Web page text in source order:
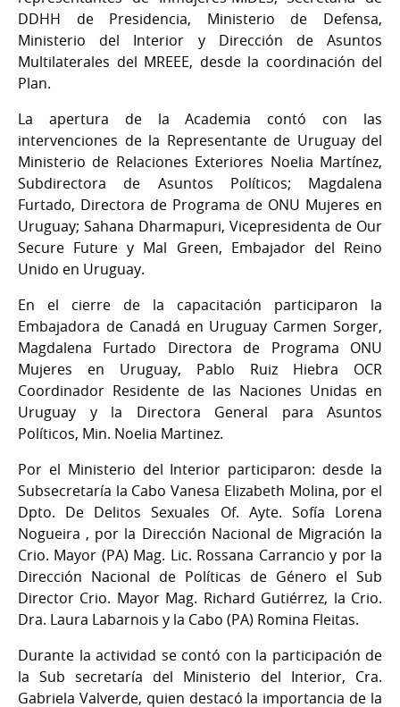
DDHH de Presidencia, Ministerio de Defensa,
Ministerio del Interior y Dirección de Asuntos
Multilaterales del MREEE, desde la coordinación del
Plan.
La apertura de la Academia contó con las
intervenciones de la Representante de Uruguay del
Ministerio de Relaciones Exteriores Noelia Martínez,
Subdirectora de Asuntos Políticos; Magdalena
Furtado, Directora de Programa de ONU Mujeres en
Uruguay; Sahana Dharmapuri, Vicepresidenta de Our
Secure Future y Mal Green, Embajador del Reino
Unido en Uruguay.
En el cierre de la capacitación participaron la
Embajadora de Canadá en Uruguay Carmen Sorger,
Magdalena Furtado Directora de Programa ONU
Mujeres en Uruguay, Pablo Ruiz Hiebra OCR
Coordinador Residente de las Naciones Unidas en
Uruguay y la Directora General para Asuntos
Políticos, Min. Noelia Martinez.
Por el Ministerio del Interior participaron: desde la
Subsecretaría la Cabo Vanesa Elizabeth Molina, por el
Dpto. De Delitos Sexuales Of. Ayte. Sofía Lorena
Nogueira , por la Dirección Nacional de Migración la
Crio. Mayor (PA) Mag. Lic. Rossana Carrancio y por la
Dirección Nacional de Políticas de Género el Sub
Director Crio. Mayor Mag. Richard Gutiérrez, la Crio.
Dra. Laura Labarnois y la Cabo (PA) Romina Fleitas.
Durante la actividad se contó con la participación de
la Sub secretaría del Ministerio del Interior, Cra.
Gabriela Valverde, quien destacó la importancia de la